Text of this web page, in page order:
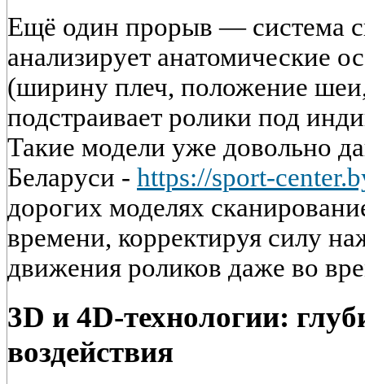
Ещё один прорыв — система
анализирует анатомические
(ширину плеч, положение
подстраивает ролики под
Такие модели уже довольно
Беларуси - https://sport-
дорогих моделях
времени, корректируя силу
движения роликов даже во
3D и 4D-технологии:
воздействия